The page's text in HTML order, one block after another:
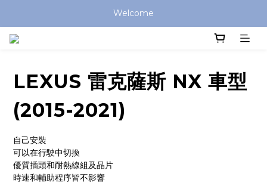
Welcome
LEXUS 雷克薩斯 NX 車型
(2015-2021)
自己安裝
可以在行駛中切換
優質插頭和耐熱線組及晶片
時速和輔助程序皆不影響